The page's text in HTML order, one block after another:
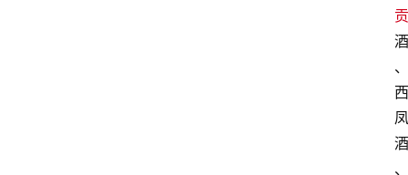
贡
酒
、
西
凤
酒
、